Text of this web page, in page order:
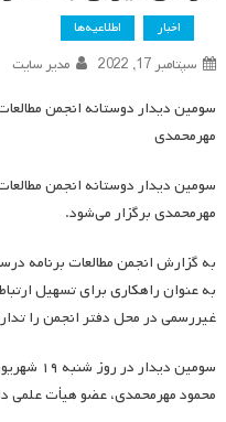
اخبار اطلاعیه‌ها
سپتامبر 17, 2022 مدیر سایت
سومین دیدار دوستانه انجمن
مهرمحمدی
سومین دیدار دوستانه انجمن
مهرمحمدی برگزار می‌شود.
به گزارش انجمن مطالعات برنامه
به عنوان راهکاری برای تسهیل
غیررسمی در محل دفتر انجمن را
محمود مهرمحمدی، عضو هیأت علمی